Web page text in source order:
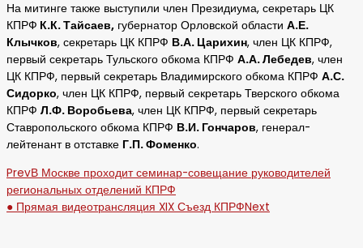
На митинге также выступили член Президиума, секретарь ЦК
КПРФ К.К. Тайсаев, губернатор Орловской области А.Е.
Клычков, секретарь ЦК КПРФ В.А. Царихин, член ЦК КПРФ,
первый секретарь Тульского обкома КПРФ А.А. Лебедев, член
ЦК КПРФ, первый секретарь Владимирского обкома КПРФ А.С.
Сидорко, член ЦК КПРФ, первый секретарь Тверского обкома
КПРФ Л.Ф. Воробьева, член ЦК КПРФ, первый секретарь
Ставропольского обкома КПРФ В.И. Гончаров, генерал-
лейтенант в отставке Г.П. Фоменко.
PrevВ Москве проходит семинар-совещание руководителей
региональных отделений КПРФ
● Прямая видеотрансляция XIX Съезд КПРФNext